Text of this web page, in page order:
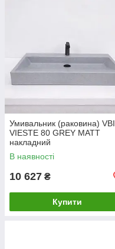
Умивальник (раковина) VBI
VIESTE 80 GREY MATT
накладний
В наявності
10 627 ₴
Купити